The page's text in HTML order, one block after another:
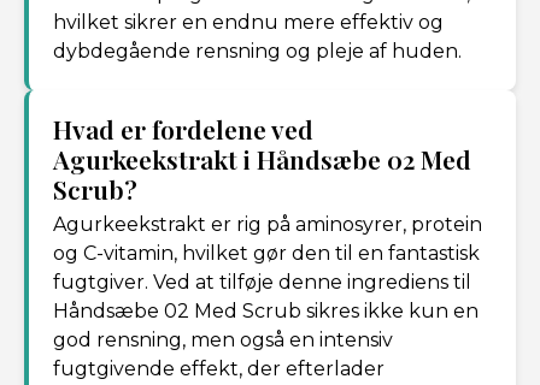
hvilket sikrer en endnu mere effektiv og
dybdegående rensning og pleje af huden.
Hvad er fordelene ved
Agurkeekstrakt i Håndsæbe 02 Med
Scrub?
Agurkeekstrakt er rig på aminosyrer, protein
og C-vitamin, hvilket gør den til en fantastisk
fugtgiver. Ved at tilføje denne ingrediens til
Håndsæbe 02 Med Scrub sikres ikke kun en
god rensning, men også en intensiv
fugtgivende effekt, der efterlader